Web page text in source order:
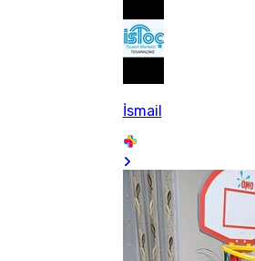
İsmail